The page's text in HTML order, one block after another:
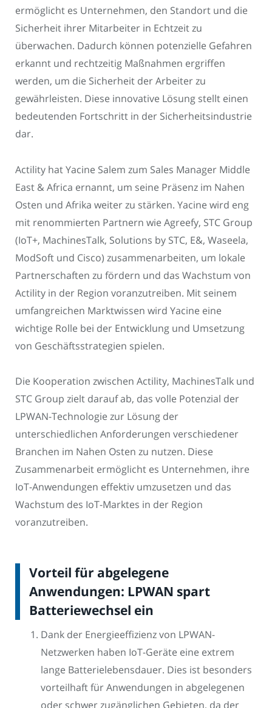
ermöglicht es Unternehmen, den Standort und die
Sicherheit ihrer Mitarbeiter in Echtzeit zu
überwachen. Dadurch können potenzielle Gefahren
erkannt und rechtzeitig Maßnahmen ergriffen
werden, um die Sicherheit der Arbeiter zu
gewährleisten. Diese innovative Lösung stellt einen
bedeutenden Fortschritt in der Sicherheitsindustrie
dar.
Actility hat Yacine Salem zum Sales Manager Middle
East & Africa ernannt, um seine Präsenz im Nahen
Osten und Afrika weiter zu stärken. Yacine wird eng
mit renommierten Partnern wie Agreefy, STC Group
(IoT+, MachinesTalk, Solutions by STC, E&, Waseela,
ModSoft und Cisco) zusammenarbeiten, um lokale
Partnerschaften zu fördern und das Wachstum von
Actility in der Region voranzutreiben. Mit seinem
umfangreichen Marktwissen wird Yacine eine
wichtige Rolle bei der Entwicklung und Umsetzung
von Geschäftsstrategien spielen.
Die Kooperation zwischen Actility, MachinesTalk und
STC Group zielt darauf ab, das volle Potenzial der
LPWAN-Technologie zur Lösung der
unterschiedlichen Anforderungen verschiedener
Branchen im Nahen Osten zu nutzen. Diese
Zusammenarbeit ermöglicht es Unternehmen, ihre
IoT-Anwendungen effektiv umzusetzen und das
Wachstum des IoT-Marktes in der Region
voranzutreiben.
Vorteil für abgelegene
Anwendungen: LPWAN spart
Batteriewechsel ein
Dank der Energieeffizienz von LPWAN-
Netzwerken haben IoT-Geräte eine extrem
lange Batterielebensdauer. Dies ist besonders
vorteilhaft für Anwendungen in abgelegenen
oder schwer zugänglichen Gebieten, da der